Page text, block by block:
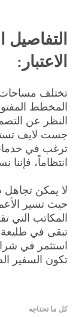
الاعتبار:
تختلف
المخطط
النظر عن
جست لايف
ترغب في
انتظاماً،
لا يمكن تجاهل
حيث تسير
المكاتب
تبقى في
استثمر في
تكون السفير
كل ما تحتاجه